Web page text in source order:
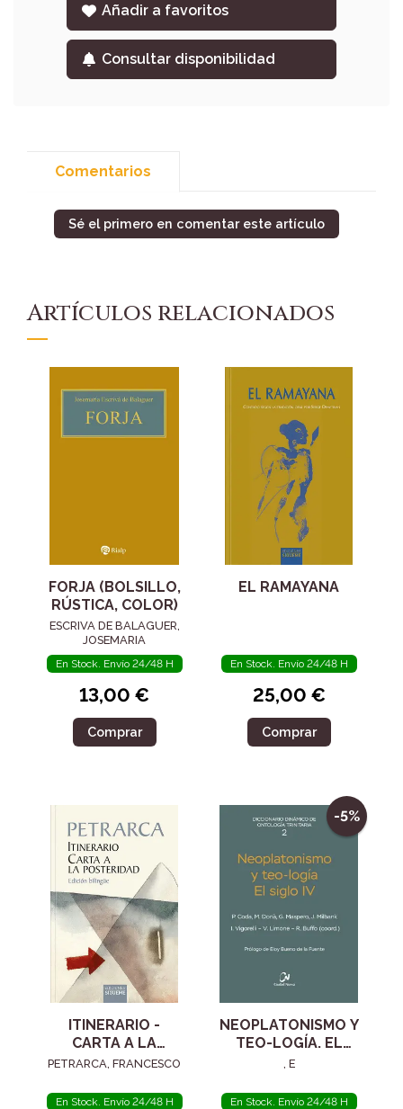
Añadir a favoritos
Consultar disponibilidad
Comentarios
Sé el primero en comentar este artículo
Artículos relacionados
FORJA (BOLSILLO,
RÚSTICA, COLOR)
ESCRIVA DE BALAGUER,
JOSEMARIA
En Stock. Envío 24/48 H
13,00 €
Comprar
EL RAMAYANA
En Stock. Envío 24/48 H
25,00 €
Comprar
ITINERARIO -
CARTA A LA
POSTERIDAD
PETRARCA, FRANCESCO
En Stock. Envío 24/48 H
-5%
NEOPLATONISMO Y
TEO-LOGÍA. EL
SIGLO IV
, E
En Stock. Envío 24/48 H